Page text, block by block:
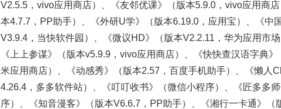
V2.5.5，vivo应用商店）、《友邻优课》（版本5.9.0，vivo应用商
本4.7.7，PP助手）、《外研U学》（版本6.19.0，应用宝）、《中
V3.9.4，当快软件园）、《微议HD》（版本V2.2.11，华为应用市
《上上参谋》（版本v5.9.9，vivo应用商店）、《快快查汉语字典
米应用商店）、《动感秀》（版本2.57，百度手机助手）、《懒人
4.26.4，多多软件站）、《叮叮收书》（微信小程序）、《匠多多
序）、《知音漫客》（版本V6.6.7，PP助手）、《湘行一卡通》